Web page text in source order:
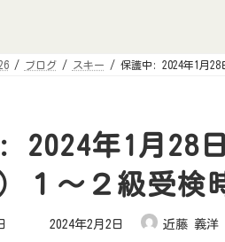
ブログ スキー 保護中: 2024年1月28
2024年1月28
１～２級受検
最
終
2024年2月2日 近藤 義洋